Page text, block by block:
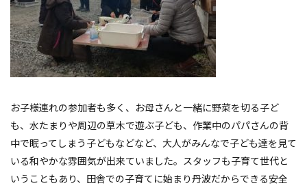
お子様連れの参加者も多く、お母さんと一緒に野菜を切る子ど
も、水たまりや周辺の草木で遊ぶ子ども、作業中のパパさんの背
中で眠ってしまう子どもなどなど、大人がみんなで子ども達を見て
いる和やかな雰囲気が出来ていました。スタッフも子育て世代と
いうこともあり、田舎での子育てに始まり丹波だからできる安全